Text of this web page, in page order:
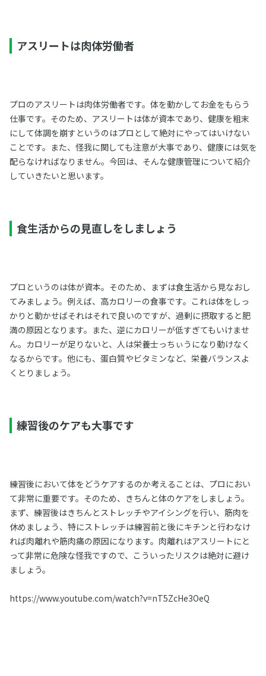
アスリートは肉体労働者
プロのアスリートは肉体労働者です。体を動かしてお金をもらう
仕事です。そのため、アスリートは体が資本であり、健康を粗末
にして体調を崩すというのはプロとして絶対にやってはいけない
ことです。また、怪我に関しても注意が大事であり、健康には気を
配らなければなりません。今回は、そんな健康管理について紹介
していきたいと思います。
食生活からの見直しをしましょう
プロというのは体が資本。そのため、まずは食生活から見なおし
てみましょう。例えば、高カロリーの食事です。これは体をしっ
かりと動かせばそれはそれで良いのですが、過剰に摂取すると肥
満の原因となります。また、逆にカロリーが低すぎてもいけませ
ん。カロリーが足りないと、人は栄養士っちぃうになり動けなく
なるからです。他にも、蛋白質やビタミンなど、栄養バランスよ
くとりましょう。
練習後のケアも大事です
練習後において体をどうケアするのか考えることは、プロにおい
て非常に重要です。そのため、きちんと体のケアをしましょう。
まず、練習後はきちんとストレッチやアイシングを行い、筋肉を
休めましょう、特にストレッチは練習前と後にキチンと行わなけ
れば肉離れや筋肉痛の原因になります。肉離れはアスリートにと
って非常に危険な怪我ですので、こういったリスクは絶対に避け
ましょう。
https://www.youtube.com/watch?v=nT5ZcHe3OeQ